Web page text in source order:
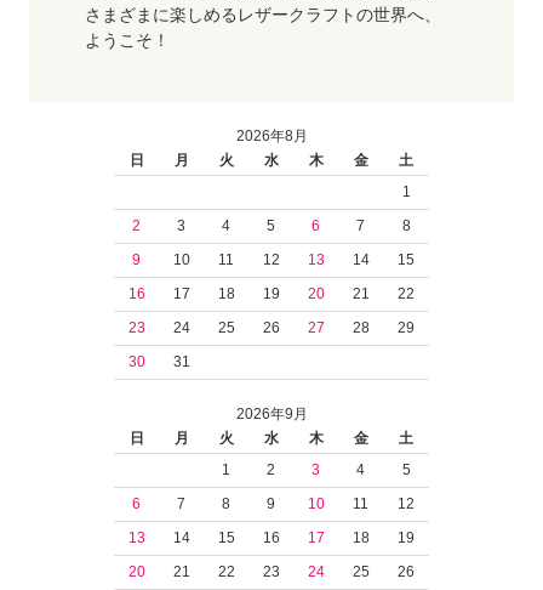
さまざまに楽しめるレザークラフトの世界へ、
ようこそ！
2026年8月
日
月 火 水 木 金
土
1
2
3 4 5 6 7
8
9
10 11 12 13 14
15
16
17 18 19 20 21
22
23
24 25 26 27 28
29
30
31
2026年9月
日
月 火 水 木 金
土
1
2 3 4
5
6
7 8 9 10 11
12
13
14 15 16 17 18
19
20
21 22 23 24 25
26